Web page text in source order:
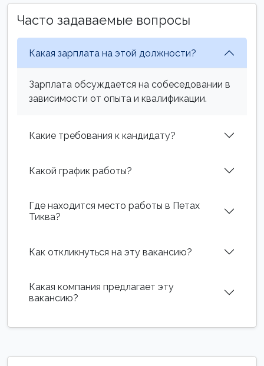
Часто задаваемые вопросы
Какая зарплата на этой должности?
Зарплата обсуждается на собеседовании в
зависимости от опыта и квалификации.
Какие требования к кандидату?
Какой график работы?
Где находится место работы в Петах
Тиква?
Как откликнуться на эту вакансию?
Какая компания предлагает эту
вакансию?